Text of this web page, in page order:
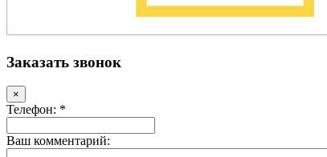
Заказать звонок
×
Телефон: *
Ваш комментарий: